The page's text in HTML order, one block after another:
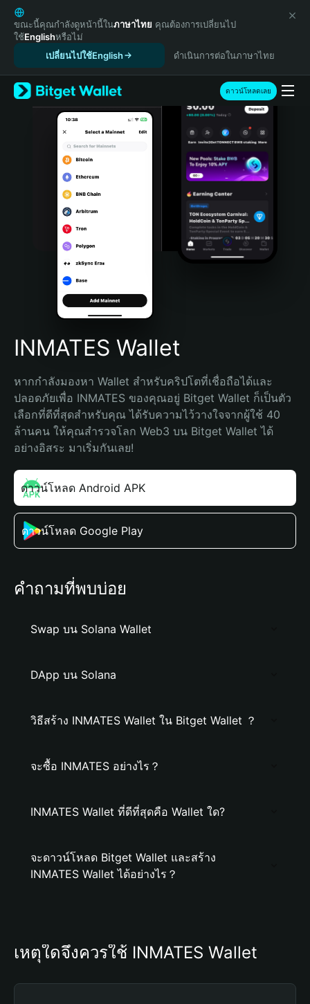
English
日本語
Tiếng Việt
Español (Latinoamérica)
Türkçe
Italiano
Português (Portugal)
Bahasa Indonesia
Português (Brasil)
Español (Argentina)
ขณะนี้คุณกำลังดูหน้านี้ในภาษาไทย คุณต้องการเปลี่ยนไป
ใช้Englishหรือไม่
เปลี่ยนไปใช้English
ดำเนินการต่อในภาษาไทย
ดาวน์โหลดเลย
INMATES Wallet
หากกำลังมองหา Wallet สำหรับคริปโตที่เชื่อถือได้และ
ปลอดภัยเพื่อ INMATES ของคุณอยู่ Bitget Wallet ก็เป็นตัว
เลือกที่ดีที่สุดสำหรับคุณ ได้รับความไว้วางใจจากผู้ใช้ 40
ล้านคน ให้คุณสำรวจโลก Web3 บน Bitget Wallet ได้
อย่างอิสระ มาเริ่มกันเลย!
ดาวน์โหลด Android APK
ดาวน์โหลด Google Play
คำถามที่พบบ่อย
Swap บน Solana Wallet
DApp บน Solana
วิธีสร้าง INMATES Wallet ใน Bitget Wallet ？
จะซื้อ INMATES อย่างไร？
INMATES Wallet ที่ดีที่สุดคือ Wallet ใด?
จะดาวน์โหลด Bitget Wallet และสร้าง
INMATES Wallet ได้อย่างไร？
เหตุใดจึงควรใช้ INMATES Wallet